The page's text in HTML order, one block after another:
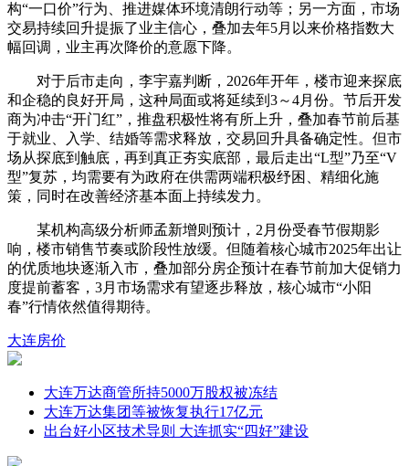
构“一口价”行为、推进媒体环境清朗行动等；另一方面，市场
交易持续回升提振了业主信心，叠加去年5月以来价格指数大
幅回调，业主再次降价的意愿下降。
对于后市走向，李宇嘉判断，2026年开年，楼市迎来探底
和企稳的良好开局，这种局面或将延续到3～4月份。节后开发
商为冲击“开门红”，推盘积极性将有所上升，叠加春节前后基
于就业、入学、结婚等需求释放，交易回升具备确定性。但市
场从探底到触底，再到真正夯实底部，最后走出“L型”乃至“V
型”复苏，均需要有为政府在供需两端积极纾困、精细化施
策，同时在改善经济基本面上持续发力。
某机构高级分析师孟新增则预计，2月份受春节假期影
响，楼市销售节奏或阶段性放缓。但随着核心城市2025年出让
的优质地块逐渐入市，叠加部分房企预计在春节前加大促销力
度提前蓄客，3月市场需求有望逐步释放，核心城市“小阳
春”行情依然值得期待。
大连房价
大连万达商管所持5000万股权被冻结
大连万达集团等被恢复执行17亿元
出台好小区技术导则 大连抓实“四好”建设